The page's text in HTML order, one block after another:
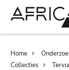
Home
Collecties